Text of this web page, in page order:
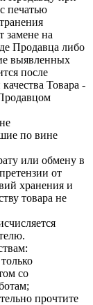
печатью
замене на
Продавца либо
выявленных
после
Товара -
по вине
или обмену в
от
хранения и
товара не
со
прочтите